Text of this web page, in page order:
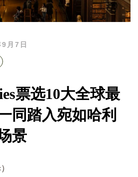
月7日
票选10大全球最
同踏入宛如哈利
景